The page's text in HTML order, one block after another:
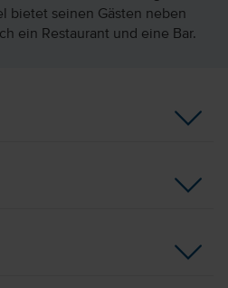
bietet seinen Gästen neben
ein Restaurant und eine Bar.